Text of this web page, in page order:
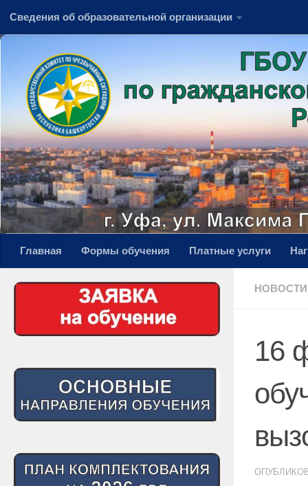
Перейти к содержимому
Сведения об образовательной организации
Главная Формы обучения Платные услуги
НОВОСТИ
16